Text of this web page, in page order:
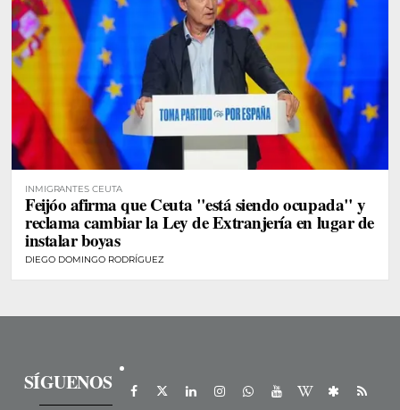
INMIGRANTES CEUTA
Feijóo afirma que Ceuta "está siendo ocupada" y
reclama cambiar la Ley de Extranjería en lugar de
instalar boyas
DIEGO DOMINGO RODRÍGUEZ
SÍGUENOS